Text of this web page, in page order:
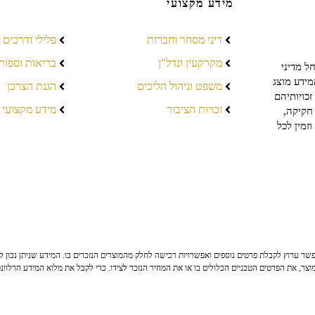
מדיני
מוצג
חקיקה,
לכל
מידע מקצועי
דיני מסחר וחברות
מקרקעין ונדל"ן
משפט וניהול הליכים
זכויות הציבור
פלילי ודרכים
בריאות
הגנת הצרכן
מידע מקצועי
לקבלת פרטים נוספים ואפשרויות רכישה לחלק מהמוצרים הנזכרים בו. המידע שניתן נכון
את הפרטים הטכניים הכלולים בו או את המחיר הנזכר לצידו. כדי לקבל את מלוא המידע